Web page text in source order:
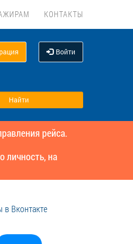
КОНТАКТЫ
Войти
рейса.
личность, на
Вконтакте